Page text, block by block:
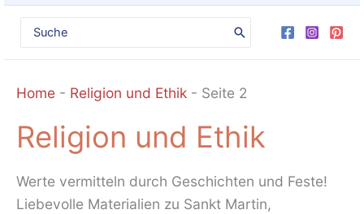
Search
for:
Home - Religion und Ethik - Seite 2
Religion und Ethik
Werte vermitteln durch Geschichten und Feste!
Liebevolle Materialien zu Sankt Martin,